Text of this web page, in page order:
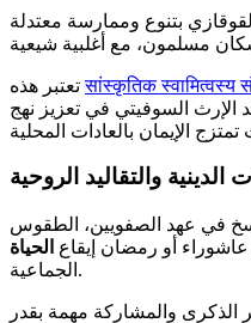
بتنوع وممارسة معتدلة
تعتبر هذهसांस्कृतिक स्वामित्वस्य
الإرث السوفيتي في تعزيز نهج
الدينية والتقاليد الروحية
في عهد الصفويين، الطقوس
عاشوراء أو رمضان إيقاع الحياة
الجماعية.
الذكرى والمشاركة مهمة بقدر